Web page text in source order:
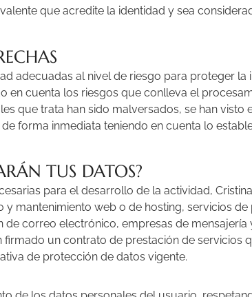
que acredite la identidad y sea
adecuadas al nivel de riesgo para proteger
cuenta los riesgos que conlleva el
que trata han sido malversados, se han
forma inmediata teniendo en cuenta lo
TUS DATOS?
para el desarrollo de la actividad,
mantenimiento web o de hosting, servicios
correo electrónico, empresas de
un contrato de prestación de
de protección de datos vigente.